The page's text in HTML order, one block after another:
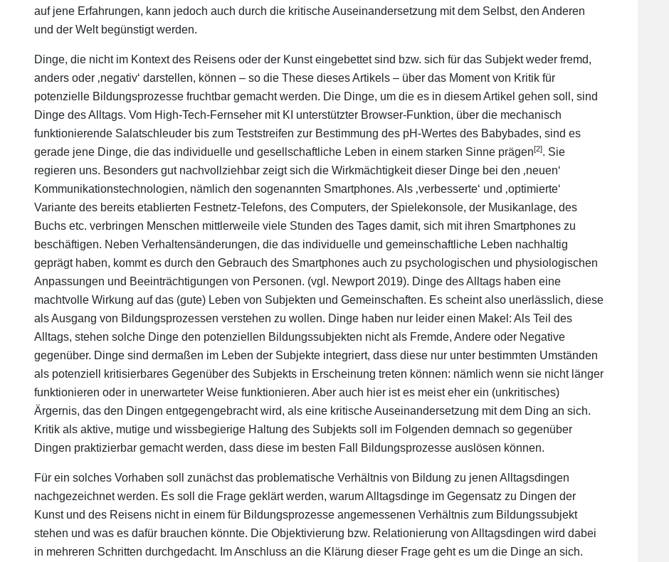
auf jene Erfahrungen, kann jedoch auch durch die kritische Auseinandersetzung mit dem Selbst, den Anderen
und der Welt begünstigt werden.
Dinge, die nicht im Kontext des Reisens oder der Kunst eingebettet sind bzw. sich für das Subjekt weder fremd,
anders oder ‚negativ‘ darstellen, können – so die These dieses Artikels – über das Moment von Kritik für
potenzielle Bildungsprozesse fruchtbar gemacht werden. Die Dinge, um die es in diesem Artikel gehen soll, sind
Dinge des Alltags. Vom High-Tech-Fernseher mit KI unterstützter Browser-Funktion, über die mechanisch
funktionierende Salatschleuder bis zum Teststreifen zur Bestimmung des pH-Wertes des Babybades, sind es
gerade jene Dinge, die das individuelle und gesellschaftliche Leben in einem starken Sinne prägen[2]. Sie
regieren uns. Besonders gut nachvollziehbar zeigt sich die Wirkmächtigkeit dieser Dinge bei den ‚neuen‘
Kommunikationstechnologien, nämlich den sogenannten Smartphones. Als ‚verbesserte‘ und ‚optimierte‘
Variante des bereits etablierten Festnetz-Telefons, des Computers, der Spielekonsole, der Musikanlage, des
Buchs etc. verbringen Menschen mittlerweile viele Stunden des Tages damit, sich mit ihren Smartphones zu
beschäftigen. Neben Verhaltensänderungen, die das individuelle und gemeinschaftliche Leben nachhaltig
geprägt haben, kommt es durch den Gebrauch des Smartphones auch zu psychologischen und physiologischen
Anpassungen und Beeinträchtigungen von Personen. (vgl. Newport 2019). Dinge des Alltags haben eine
machtvolle Wirkung auf das (gute) Leben von Subjekten und Gemeinschaften. Es scheint also unerlässlich, diese
als Ausgang von Bildungsprozessen verstehen zu wollen. Dinge haben nur leider einen Makel: Als Teil des
Alltags, stehen solche Dinge den potenziellen Bildungssubjekten nicht als Fremde, Andere oder Negative
gegenüber. Dinge sind dermaßen im Leben der Subjekte integriert, dass diese nur unter bestimmten Umständen
als potenziell kritisierbares Gegenüber des Subjekts in Erscheinung treten können: nämlich wenn sie nicht länger
funktionieren oder in unerwarteter Weise funktionieren. Aber auch hier ist es meist eher ein (unkritisches)
Ärgernis, das den Dingen entgegengebracht wird, als eine kritische Auseinandersetzung mit dem Ding an sich.
Kritik als aktive, mutige und wissbegierige Haltung des Subjekts soll im Folgenden demnach so gegenüber
Dingen praktizierbar gemacht werden, dass diese im besten Fall Bildungsprozesse auslösen können.
Für ein solches Vorhaben soll zunächst das problematische Verhältnis von Bildung zu jenen Alltagsdingen
nachgezeichnet werden. Es soll die Frage geklärt werden, warum Alltagsdinge im Gegensatz zu Dingen der
Kunst und des Reisens nicht in einem für Bildungsprozesse angemessenen Verhältnis zum Bildungssubjekt
stehen und was es dafür brauchen könnte. Die Objektivierung bzw. Relationierung von Alltagsdingen wird dabei
in mehreren Schritten durchgedacht. Im Anschluss an die Klärung dieser Frage geht es um die Dinge an sich.